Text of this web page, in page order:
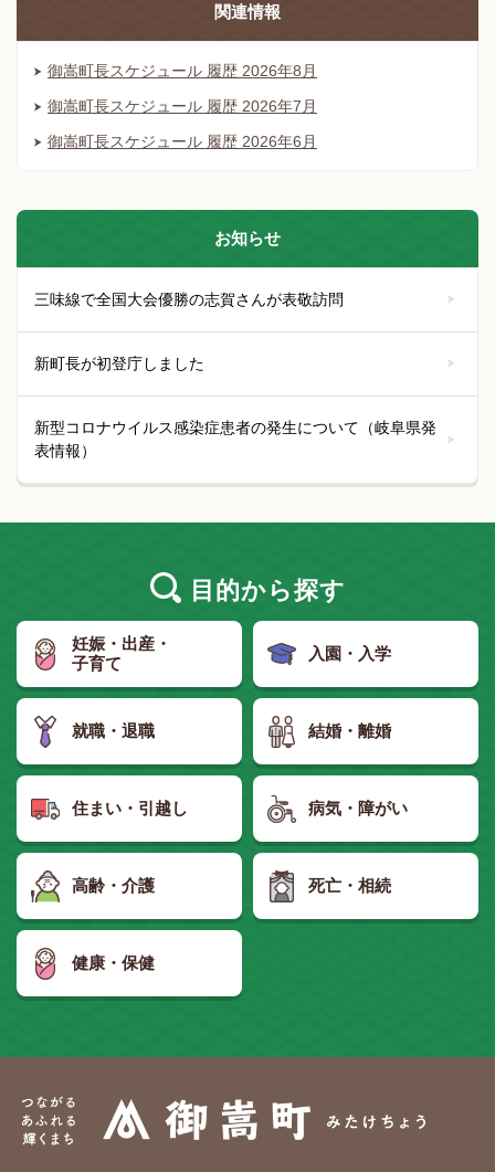
関連情報
御嵩町長スケジュール 履歴 2026年8月
御嵩町長スケジュール 履歴 2026年7月
御嵩町長スケジュール 履歴 2026年6月
お知らせ
三味線で全国大会優勝の志賀さんが表敬訪問
新町長が初登庁しました
新型コロナウイルス感染症患者の発生について（岐阜県発
表情報）
目的から探す
妊娠・出産・
子育て
入園・入学
就職・退職 結婚・離婚
住まい・引越し 病気・障がい
高齢・介護 死亡・相続
健康・保健